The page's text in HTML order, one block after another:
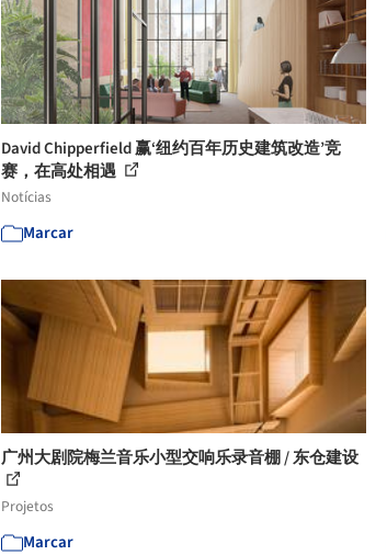
David Chipperfield 赢‘纽约百年历史建筑改造’竞
赛，在高处相遇
Notícias
Marcar
广州大剧院梅兰音乐小型交响乐录音棚 / 东仓建设
Projetos
Marcar